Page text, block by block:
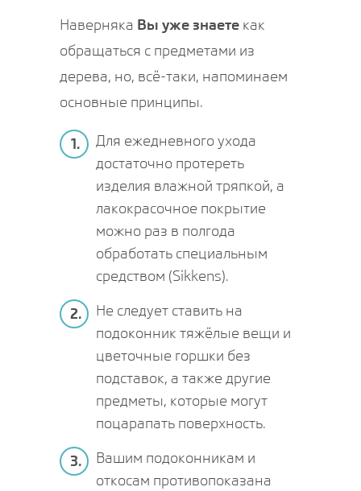
Наверняка Вы уже знаете как
обращаться с предметами из
дерева, но, всё-таки, напоминаем
основные принципы.
1.
Для ежедневного ухода
достаточно протереть
изделия влажной тряпкой, а
лакокрасочное покрытие
можно раз в полгода
обработать специальным
средством (Sikkens).
2.
Не следует ставить на
подоконник тяжёлые вещи и
цветочные горшки без
подставок, а также другие
предметы, которые могут
поцарапать поверхность.
3.
Вашим подоконникам и
откосам противопоказана